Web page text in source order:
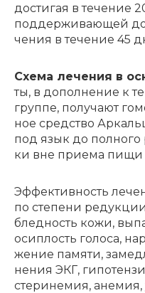
до­сти­гая в те­че­ние
под­дер­жи­ва­ю­щей
че­ния в те­че­ние 45
Схе­ма ле­че­ния в
ты, в до­пол­не­ние к
груп­пе, по­лу­ча­ют
ное сред­ство
под язык до пол­но­го
ки вне при­е­ма пи­щи
Эф­фек­тив­ность
по сте­пе­ни
блед­ность ко­жи,
осип­лость го­ло­са,
же­ние па­мя­ти,
не­ния ЭКГ,
сте­ри­не­мия,